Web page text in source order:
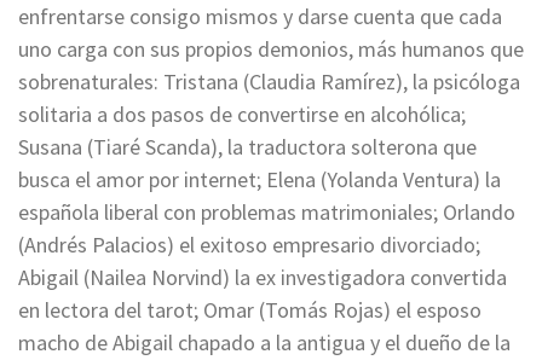
enfrentarse consigo mismos y darse cuenta que cada
uno carga con sus propios demonios, más humanos que
sobrenaturales: Tristana (Claudia Ramírez), la psicóloga
solitaria a dos pasos de convertirse en alcohólica;
Susana (Tiaré Scanda), la traductora solterona que
busca el amor por internet; Elena (Yolanda Ventura) la
española liberal con problemas matrimoniales; Orlando
(Andrés Palacios) el exitoso empresario divorciado;
Abigail (Nailea Norvind) la ex investigadora convertida
en lectora del tarot; Omar (Tomás Rojas) el esposo
macho de Abigail chapado a la antigua y el dueño de la